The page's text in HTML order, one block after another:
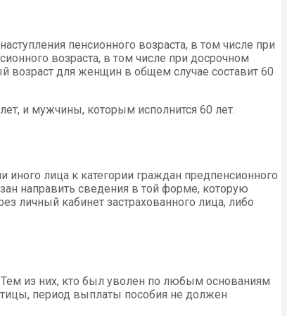
пенсионного возраста, в том числе при
возраста, в том числе при досрочном
возраст для женщин в общем случае составит 60
и мужчины, которым исполнится 60 лет.
иного лица к категории граждан предпенсионного
направить сведения в той форме, которую
личный кабинет застрахованного лица, либо
Тем из них, кто был уволен по любым основаниям
период выплаты пособия не должен